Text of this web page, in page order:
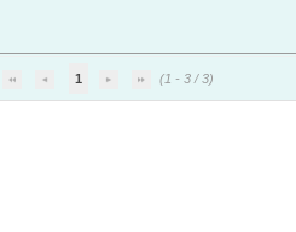
1 (1 - 3 / 3)